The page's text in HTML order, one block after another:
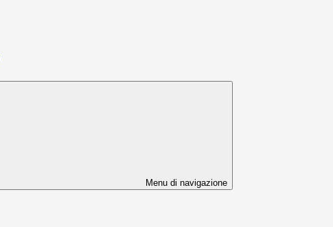
Menu di navigazione